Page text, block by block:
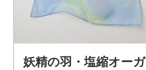
妖精の羽・塩縮オーガ